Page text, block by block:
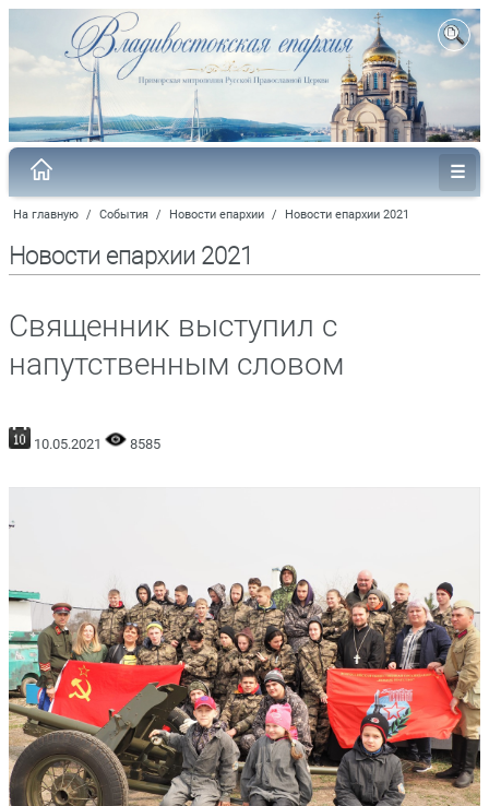
На главную / События / Новости епархии / Новости епархии 2021
Новости епархии 2021
Священник выступил с
напутственным словом
10.05.2021 8585